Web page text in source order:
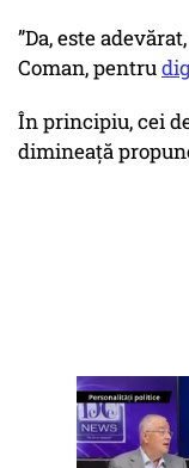
”Da, este
Coman, pentru
În principiu, cei
dimineață